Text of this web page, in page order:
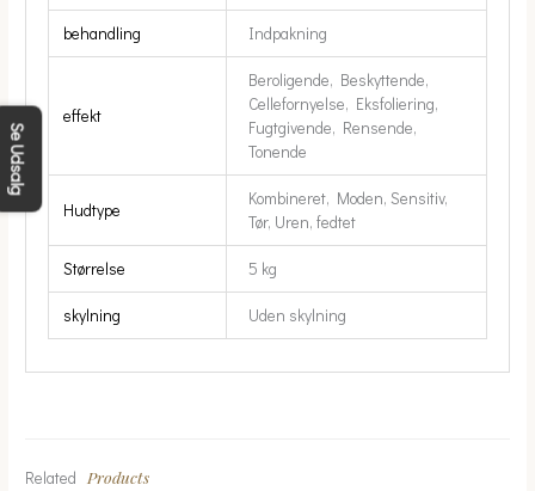
behandling Indpakning
effekt
Beroligende, Beskyttende,
Cellefornyelse, Eksfoliering,
Fugtgivende, Rensende,
Tonende
Hudtype
Kombineret, Moden, Sensitiv,
Tør, Uren, fedtet
Størrelse 5 kg
skylning Uden skylning
Related Products
Se Udsalg